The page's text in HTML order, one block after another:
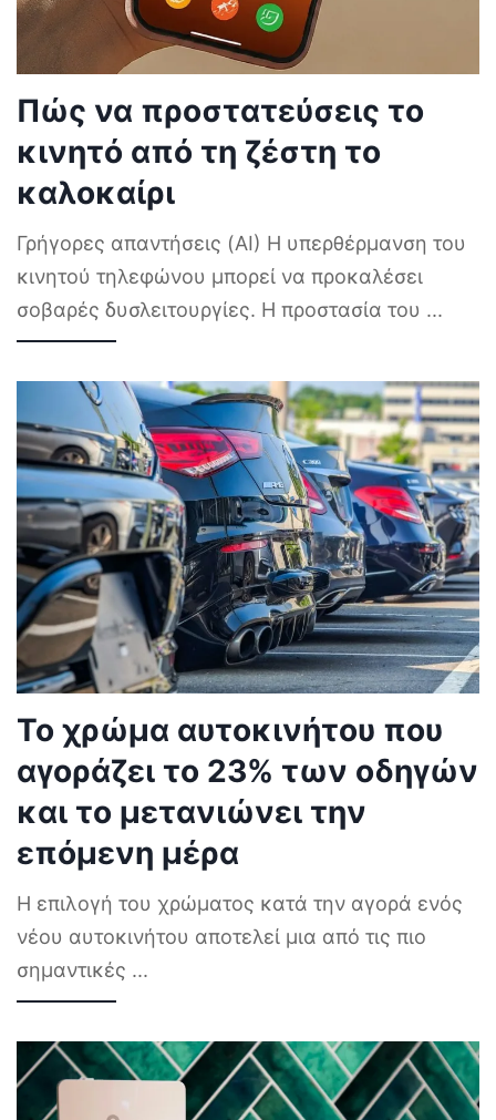
Πώς να προστατεύσεις το
κινητό από τη ζέστη το
καλοκαίρι
Γρήγορες απαντήσεις (AI) Η υπερθέρμανση του
κινητού τηλεφώνου μπορεί να προκαλέσει
σοβαρές δυσλειτουργίες. Η προστασία του ...
Το χρώμα αυτοκινήτου που
αγοράζει το 23% των οδηγών
και το μετανιώνει την
επόμενη μέρα
Η επιλογή του χρώματος κατά την αγορά ενός
νέου αυτοκινήτου αποτελεί μια από τις πιο
σημαντικές ...